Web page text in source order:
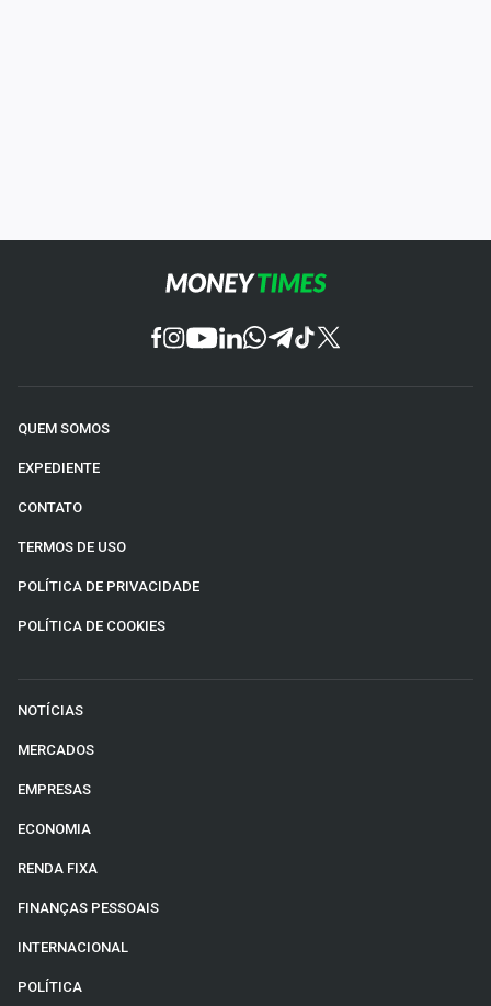
QUEM SOMOS
EXPEDIENTE
CONTATO
TERMOS DE USO
POLÍTICA DE PRIVACIDADE
POLÍTICA DE COOKIES
NOTÍCIAS
MERCADOS
EMPRESAS
ECONOMIA
RENDA FIXA
FINANÇAS PESSOAIS
INTERNACIONAL
POLÍTICA